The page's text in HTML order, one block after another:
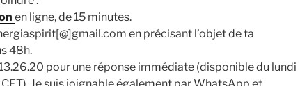
en ligne, de 15 minutes.
en précisant l’objet de ta
48h.
pour une réponse immédiate (disponible du lundi